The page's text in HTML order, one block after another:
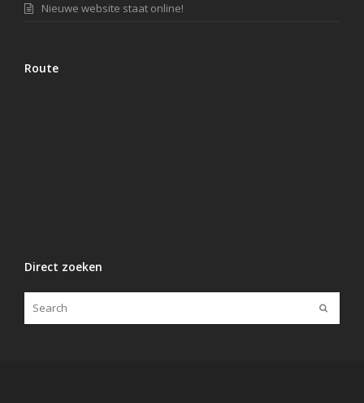
Nieuwe website staat online!
Route
Direct zoeken